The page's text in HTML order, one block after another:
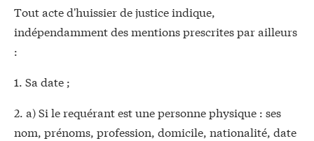
Tout acte d'huissier de justice indique,
indépendamment des mentions prescrites par ailleurs
:
1. Sa date ;
2. a) Si le requérant est une personne physique : ses
nom, prénoms, profession, domicile, nationalité, date